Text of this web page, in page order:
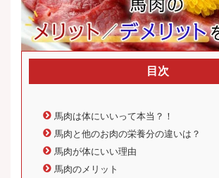
目次
馬肉は体にいいって本当？！
馬肉と他のお肉の栄養分の違いは？
馬肉が体にいい理由
馬肉のメリット